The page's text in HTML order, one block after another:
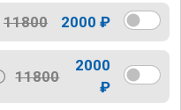
11800 2000 ₽
11800
2000
₽